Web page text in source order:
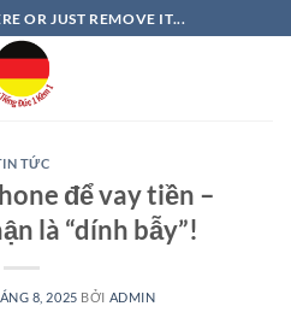
OR JUST REMOVE IT...
TỨC
để vay tiền –
là “dính bẫy”!
8, 2025 BỞI ADMIN